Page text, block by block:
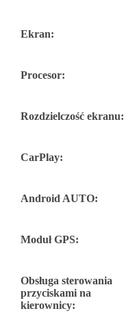
Ekran:
Procesor:
Rozdzielczość ekranu:
CarPlay:
Android AUTO:
Moduł GPS:
Obsługa sterowania
przyciskami na
kierownicy: